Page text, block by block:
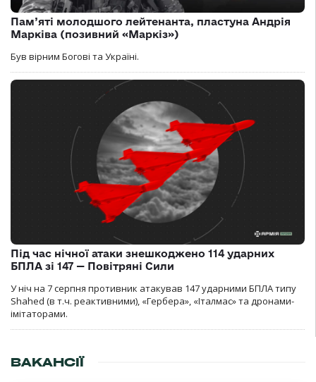
Пам’яті молодшого лейтенанта, пластуна Андрія
Марківа (позивний «Маркіз»)
Був вірним Богові та Україні.
Під час нічної атаки знешкоджено 114 ударних
БПЛА зі 147 — Повітряні Сили
У ніч на 7 серпня противник атакував 147 ударними БПЛА типу
Shahed (в т.ч. реактивними), «Гербера», «Італмас» та дронами-
імітаторами.
ВАКАНСІЇ